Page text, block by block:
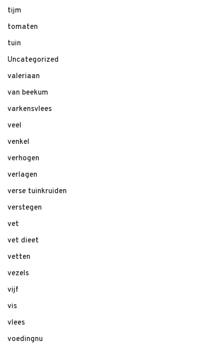
tijm
tomaten
tuin
Uncategorized
valeriaan
van beekum
varkensvlees
veel
venkel
verhogen
verlagen
verse tuinkruiden
verstegen
vet
vet dieet
vetten
vezels
vijf
vis
vlees
voedingnu